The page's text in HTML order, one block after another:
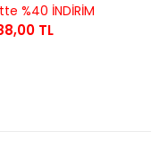
%40 İNDİRİM
TL